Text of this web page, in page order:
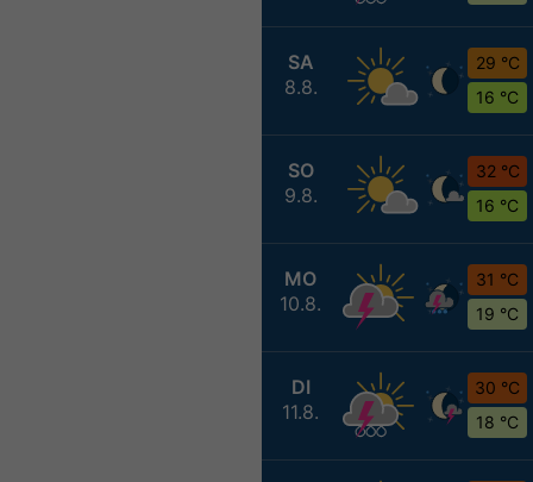
SA
8.8.
29 °C
16 °C
SO
9.8.
32 °C
16 °C
MO
10.8.
31 °C
19 °C
DI
11.8.
30 °C
18 °C